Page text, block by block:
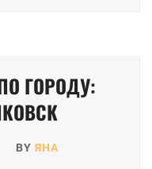
ГОРОДУ:
BY ЯНА